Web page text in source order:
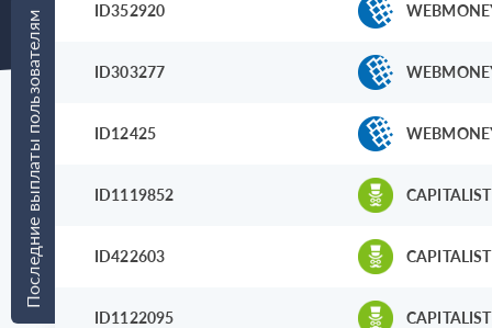
Последние выплаты пользователям ID352920
ID303277
ID12425
ID1119852 CAPITALIST
ID422603 CAPITALIST
ID1122095 CAPITALIST